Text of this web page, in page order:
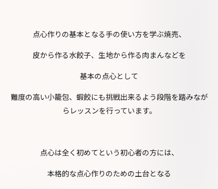
点心作りの基本となる手の使い方を学ぶ焼売、
皮から作る水餃子、生地から作る肉まんなどを
基本の点心として
難度の高い小籠包、蝦餃にも挑戦出来るよう段階を踏みなが
らレッスンを行っています。
点心は全く初めてという初心者の方には、
本格的な点心作りのための土台となる